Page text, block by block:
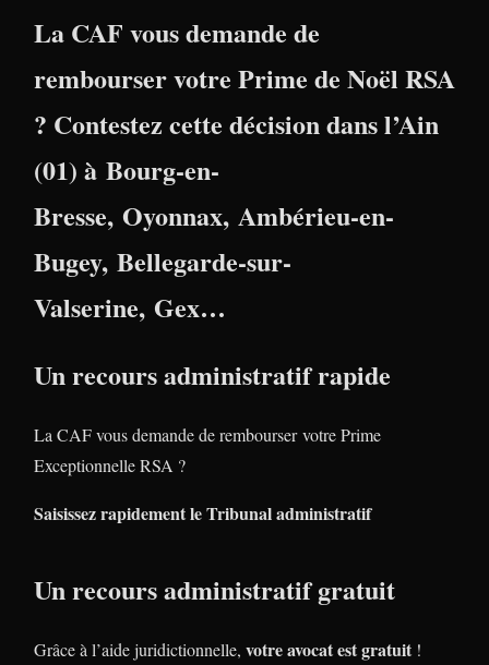
La CAF vous demande de
rembourser votre Prime de Noël RSA
? Contestez cette décision dans l’Ain
(01) à Bourg-en-
Bresse, Oyonnax, Ambérieu-en-
Bugey, Bellegarde-sur-
Valserine, Gex…
Un recours administratif rapide
La CAF vous demande de rembourser votre Prime
Exceptionnelle RSA ?
Saisissez rapidement le Tribunal administratif
Un recours administratif gratuit
Grâce à l’aide juridictionnelle, votre avocat est gratuit !